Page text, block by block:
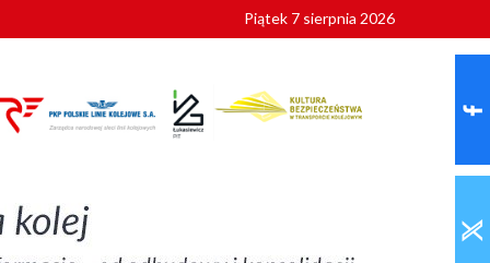
Piątek 7 sierpnia 2026